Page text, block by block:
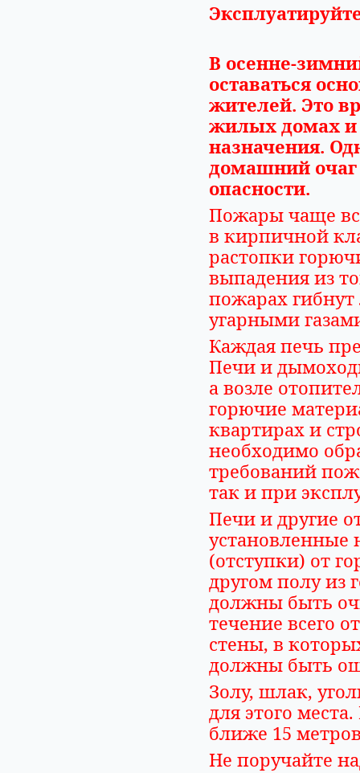
В осенне-
оставаться
жителей. Это
жилых домах и
назначения.
домашний
опасности.
Пожары чаще
в кирпичной
растопки
выпадения из
пожарах
угарными
Каждая печь
Печи и
а возле
горючие
квартирах и
необходимо
требований
так и при
Печи и другие
(отступки) от
другом полу из
должны быть
течение всего
стены, в
должны быть
Золу, шлак,
для этого
ближе 15
Не поручайте